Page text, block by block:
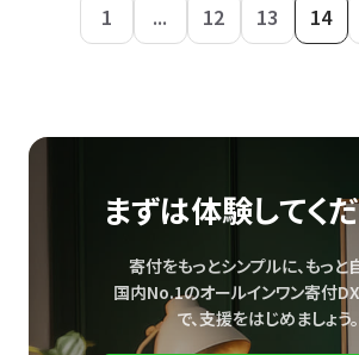
1 ... 12 13 14
まずは体験してく
寄付をもっとシンプルに、もっと
国内No.1のオールインワン寄付
で、支援をはじめましょう。